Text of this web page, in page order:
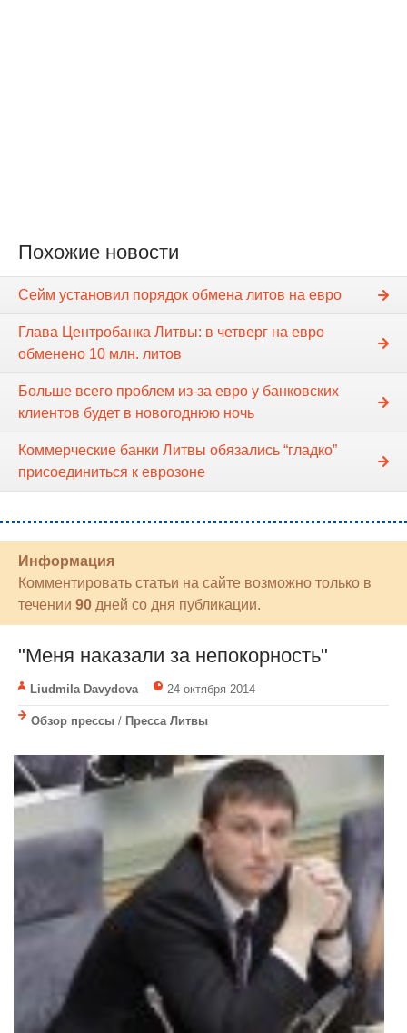
Похожие новости
Сейм установил порядок обмена литов на евро
Глава Центробанка Литвы: в четверг на евро
обменено 10 млн. литов
Больше всего проблем из-за евро у банковских
клиентов будет в новогоднюю ночь
Коммерческие банки Литвы обязались “гладко”
присоединиться к еврозоне
Информация
Комментировать статьи на сайте возможно только в
течении 90 дней со дня публикации.
"Меня наказали за непокорность"
Liudmila Davydova 24 октября 2014
Обзор прессы / Пресса Литвы